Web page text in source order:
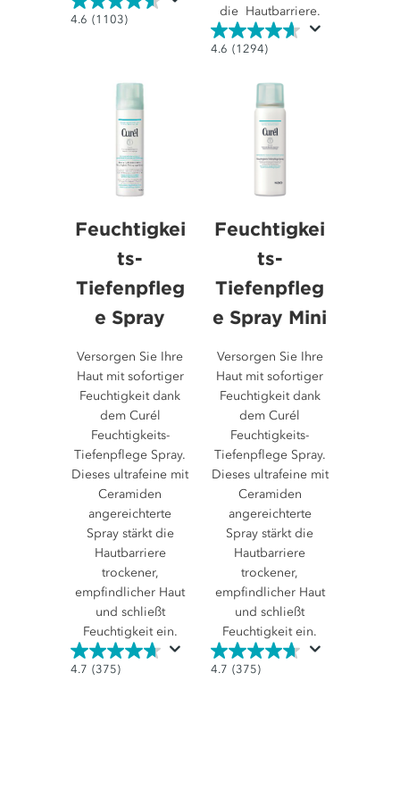
4.6 (1103)
4.6
Bewertungen
die Hautbarriere.
4.6 (1294)
4.6
Sternen.
Bewertungen
Feuchtigkei
ts-
Tiefenpfleg
e Spray
Versorgen Sie Ihre
Haut mit sofortiger
Feuchtigkeit dank
dem Curél
Feuchtigkeits-
Tiefenpflege Spray.
Dieses ultrafeine mit
Ceramiden
angereichterte
Spray stärkt die
Hautbarriere
trockener,
empfindlicher Haut
und schließt
Feuchtigkeit ein.
4.7 (375)
4.7
Feuchtigkei
ts-
Tiefenpfleg
e Spray Mini
Versorgen Sie Ihre
Haut mit sofortiger
Feuchtigkeit dank
dem Curél
Feuchtigkeits-
Tiefenpflege Spray.
Dieses ultrafeine mit
Ceramiden
angereichterte
Spray stärkt die
Hautbarriere
trockener,
empfindlicher Haut
und schließt
Feuchtigkeit ein.
4.7 (375)
4.7